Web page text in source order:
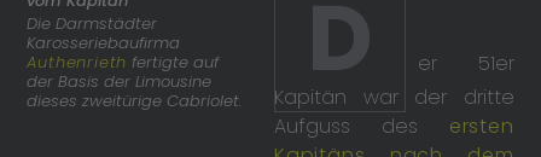
Die Darmstädter
Karosseriebaufirma
Authenrieth fertigte auf
der Basis der Limousine
dieses zweitürige Cabriolet.
D
er 51er
Kapitän war der dritte
Aufguss des ersten